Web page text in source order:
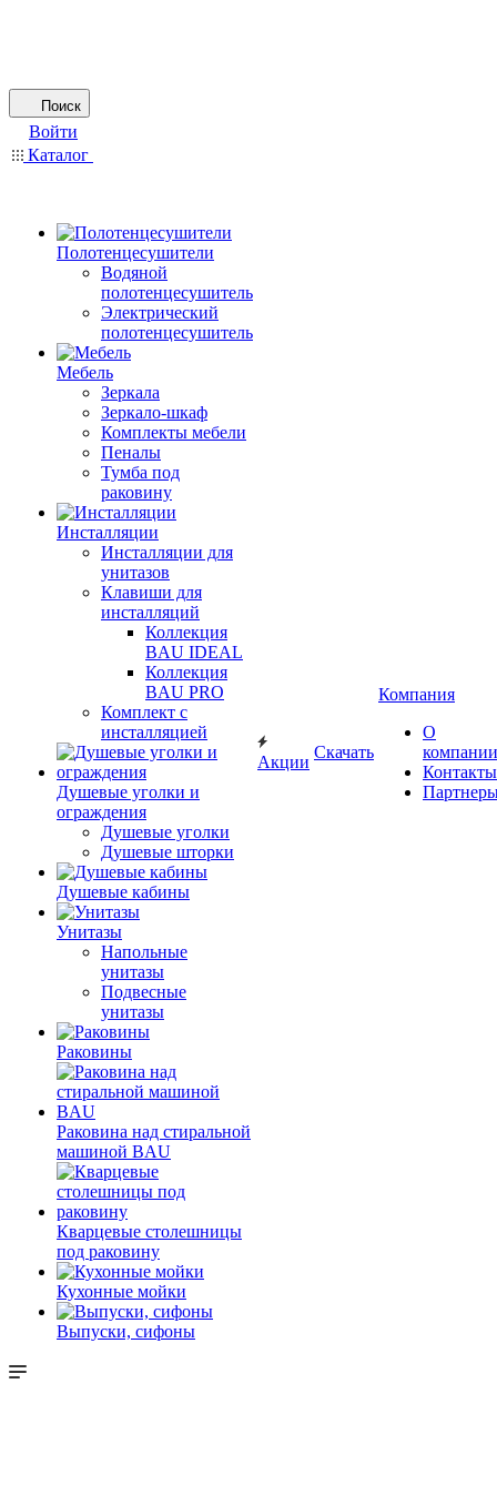
Поиск
Войти
Каталог
Полотенцесушители
Водяной
полотенцесушитель
Электрический
полотенцесушитель
Мебель
Зеркала
Зеркало-шкаф
Комплекты мебели
Пеналы
Тумба под
раковину
Инсталляции
Инсталляции для
унитазов
Клавиши для
инсталляций
Коллекция
BAU IDEAL
Коллекция
BAU PRO
Комплект с
инсталляцией
Душевые уголки и
ограждения
Душевые уголки
Душевые шторки
Душевые кабины
Унитазы
Напольные
унитазы
Подвесные
унитазы
Раковины
Раковина над стиральной
машиной BAU
Кварцевые столешницы
под раковину
Кухонные мойки
Выпуски, сифоны
Акции
Скачать
Компания
О
компании
Контакты